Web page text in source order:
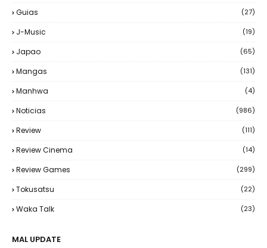
Guias (27)
J-Music (19)
Japao (65)
Mangas (131)
Manhwa (4)
Noticias (986)
Review (111)
Review Cinema (14)
Review Games (299)
Tokusatsu (22)
Waka Talk (23)
MAL UPDATE